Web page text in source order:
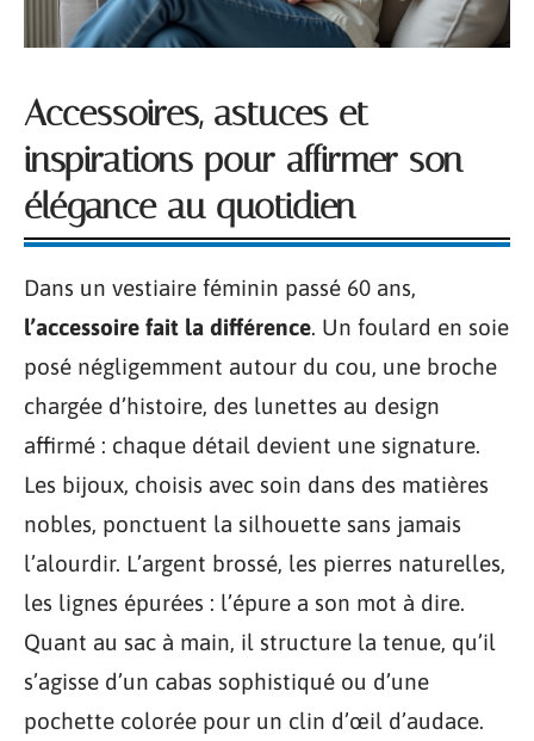
Accessoires, astuces et
inspirations pour affirmer son
élégance au quotidien
Dans un vestiaire féminin passé 60 ans,
l’accessoire fait la différence. Un foulard en soie
posé négligemment autour du cou, une broche
chargée d’histoire, des lunettes au design
affirmé : chaque détail devient une signature.
Les bijoux, choisis avec soin dans des matières
nobles, ponctuent la silhouette sans jamais
l’alourdir. L’argent brossé, les pierres naturelles,
les lignes épurées : l’épure a son mot à dire.
Quant au sac à main, il structure la tenue, qu’il
s’agisse d’un cabas sophistiqué ou d’une
pochette colorée pour un clin d’œil d’audace.